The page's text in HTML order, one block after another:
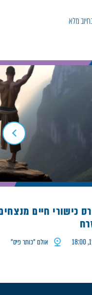
אולם ״כותר פיס״